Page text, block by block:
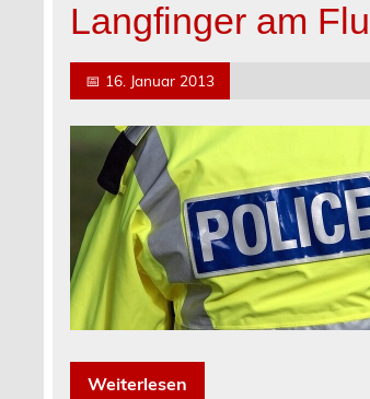
Langfinger am
📅 16. Januar 2013
Weiterlesen